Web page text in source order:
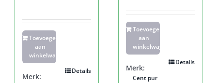
Toevoegen
aan
winkelwagen
Details
Merk:
Toevoegen
aan
winkelwagen
Details
Merk:
Cent pur